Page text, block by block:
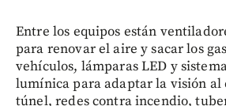
Entre los equipos están
para renovar el aire y sacar los
vehículos, lámparas LED y
lumínica para adaptar la visión
túnel, redes contra incendio,